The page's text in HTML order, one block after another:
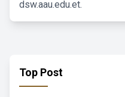
dsw.aau.edu.et.
Top Post